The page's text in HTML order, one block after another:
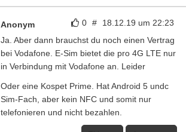
0 # 18.12.19 um 22:23
Anonym
Ja. Aber dann brauchst du noch einen Vertrag
bei Vodafone. E-Sim bietet die pro 4G LTE nur
in Verbindung mit Vodafone an. Leider
Oder eine Kospet Prime. Hat Android 5 undc
Sim-Fach, aber kein NFC und somit nur
telefonieren und nicht bezahlen.